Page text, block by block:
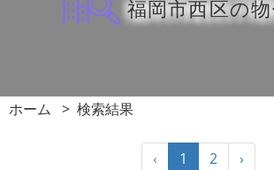
福岡市西区の
ホーム 検索結果
‹ 1 2 ›